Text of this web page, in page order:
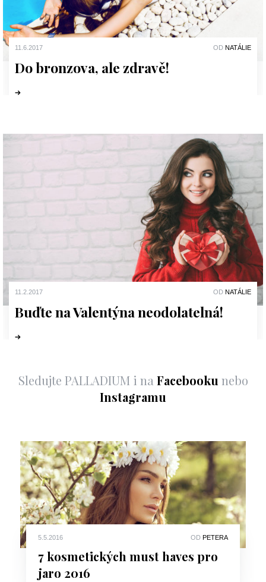
11.6.2017 OD NATÁLIE
Do bronzova, ale zdravě!
11.2.2017 OD NATÁLIE
Buďte na Valentýna neodolatelná!
Sledujte PALLADIUM i na Facebooku nebo
Instagramu
5.5.2016 OD PETERA
7 kosmetických must haves pro
jaro 2016